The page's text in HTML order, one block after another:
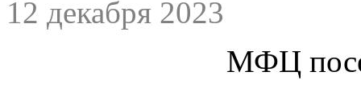
12 декабря 2023
МФЦ